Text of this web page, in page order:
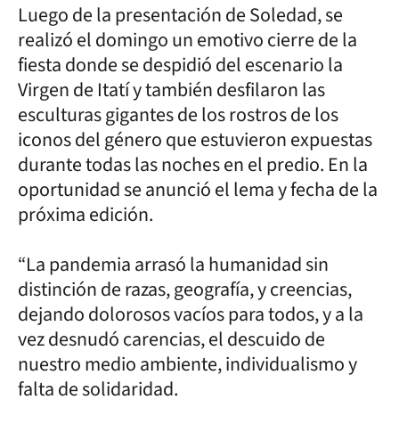
Luego de la presentación de Soledad, se
realizó el domingo un emotivo cierre de la
fiesta donde se despidió del escenario la
Virgen de Itatí y también desfilaron las
esculturas gigantes de los rostros de los
iconos del género que estuvieron expuestas
durante todas las noches en el predio. En la
oportunidad se anunció el lema y fecha de la
próxima edición.
“La pandemia arrasó la humanidad sin
distinción de razas, geografía, y creencias,
dejando dolorosos vacíos para todos, y a la
vez desnudó carencias, el descuido de
nuestro medio ambiente, individualismo y
falta de solidaridad.